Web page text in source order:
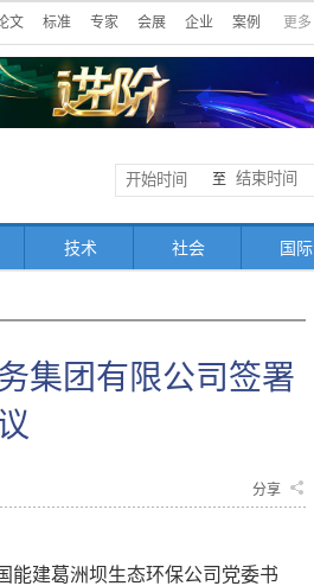
文 标准 专家 会展 企业 案例 更多
至
技术 社会 国际
集团有限公司签署
分享
能建葛洲坝生态环保公司党委书